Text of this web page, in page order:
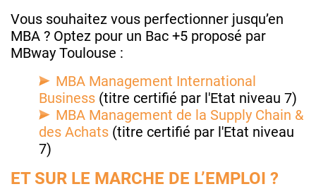
Vous souhaitez vous perfectionner jusqu’en
MBA ? Optez pour un Bac +5 proposé par
MBway Toulouse :
MBA Management International
Business (titre certifié par l'Etat niveau 7)
MBA Management de la Supply Chain &
des Achats (titre certifié par l'Etat niveau
7)
ET SUR LE MARCHE DE L’EMPLOI ?